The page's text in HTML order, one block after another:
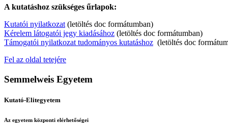
A kutatáshoz szükséges űrlapok:
Kutatói nyilatkozat (letöltés doc formátumban)
Kérelem látogatói jegy kiadásához (letöltés doc formátumban)
Támogatói nyilatkozat tudományos kutatáshoz (letöltés doc
Fel az oldal tetejére
Semmelweis Egyetem
Kutató-Elitegyetem
Az egyetem központi elérhetőségei